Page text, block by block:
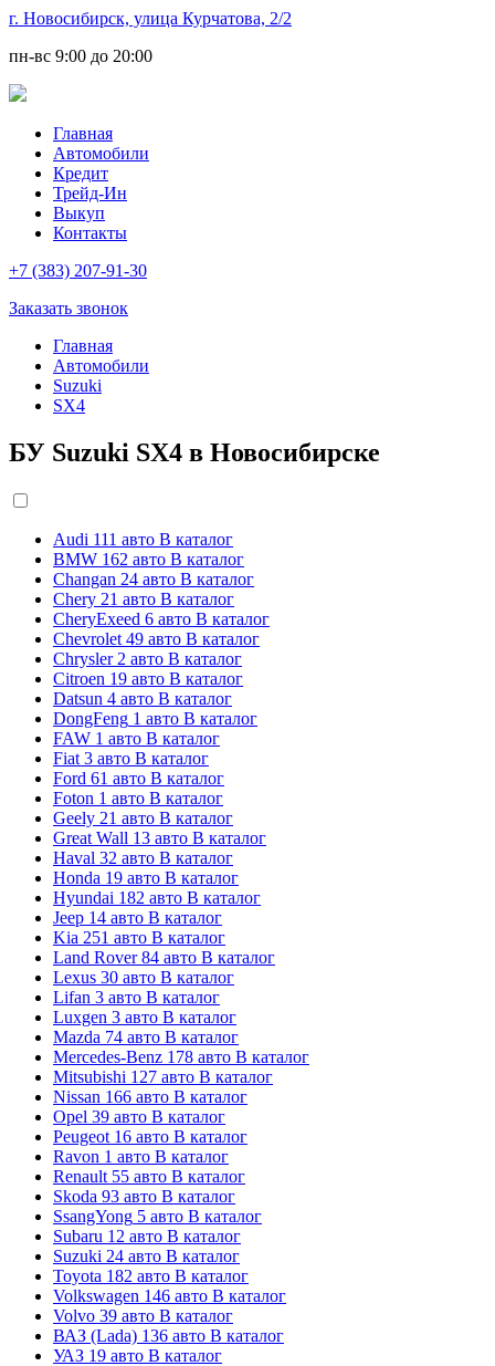
г. Новосибирск, улица Курчатова, 2/2
пн-вс 9:00 до 20:00
Главная
Автомобили
Кредит
Трейд-Ин
Выкуп
Контакты
+7 (383) 207-91-30
Заказать звонок
Главная
Автомобили
Suzuki
SX4
БУ Suzuki SX4 в Новосибирске
Audi 111 авто В каталог
BMW 162 авто В каталог
Changan 24 авто В каталог
Chery 21 авто В каталог
CheryExeed 6 авто В каталог
Chevrolet 49 авто В каталог
Chrysler 2 авто В каталог
Citroen 19 авто В каталог
Datsun 4 авто В каталог
DongFeng 1 авто В каталог
FAW 1 авто В каталог
Fiat 3 авто В каталог
Ford 61 авто В каталог
Foton 1 авто В каталог
Geely 21 авто В каталог
Great Wall 13 авто В каталог
Haval 32 авто В каталог
Honda 19 авто В каталог
Hyundai 182 авто В каталог
Jeep 14 авто В каталог
Kia 251 авто В каталог
Land Rover 84 авто В каталог
Lexus 30 авто В каталог
Lifan 3 авто В каталог
Luxgen 3 авто В каталог
Mazda 74 авто В каталог
Mercedes-Benz 178 авто В каталог
Mitsubishi 127 авто В каталог
Nissan 166 авто В каталог
Opel 39 авто В каталог
Peugeot 16 авто В каталог
Ravon 1 авто В каталог
Renault 55 авто В каталог
Skoda 93 авто В каталог
SsangYong 5 авто В каталог
Subaru 12 авто В каталог
Suzuki 24 авто В каталог
Toyota 182 авто В каталог
Volkswagen 146 авто В каталог
Volvo 39 авто В каталог
ВАЗ (Lada) 136 авто В каталог
УАЗ 19 авто В каталог